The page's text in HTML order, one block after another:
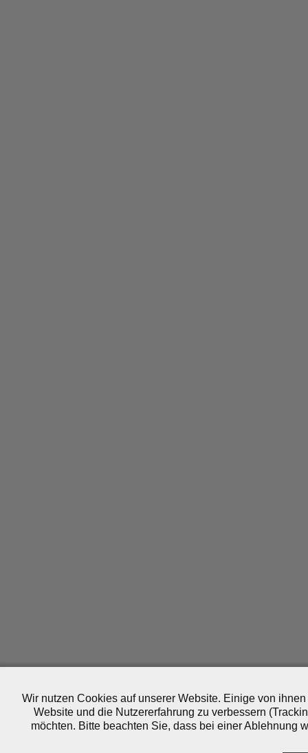
Wir nutzen Cookies auf unserer Website. Einige von
Website und die Nutzererfahrung zu verbessern
möchten. Bitte beachten Sie, dass bei einer Ablehnung